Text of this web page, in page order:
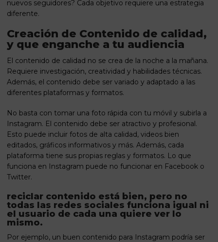
nuevos seguidores? Cada objetivo requiere una estrategia
diferente.
Creación de Contenido de calidad,
y que enganche a tu audiencia
El contenido de calidad no se crea de la noche a la mañana.
Requiere investigación, creatividad y habilidades técnicas.
Además, el contenido debe ser variado y adaptado a las
diferentes plataformas y formatos.
No basta con tomar una foto rápida con tu móvil y subirla a
Instagram. El contenido debe ser atractivo y profesional.
Esto puede incluir fotos de alta calidad, videos bien
editados, gráficos informativos y más. Además, cada
plataforma tiene sus propias reglas y formatos. Lo que
funciona en Instagram puede no funcionar en Facebook o
Twitter.
reciclar contenido está bien, pero no
todas las redes sociales funciona igual ni
el usuario de cada una quiere ver lo
mismo.
Por ejemplo, un buen contenido para Instagram podría ser